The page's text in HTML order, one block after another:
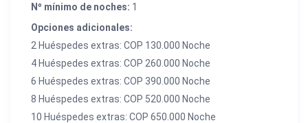
Nº mínimo de noches: 1
Opciones adicionales:
2 Huéspedes extras: COP 130.000 Noche
4 Huéspedes extras: COP 260.000 Noche
6 Huéspedes extras: COP 390.000 Noche
8 Huéspedes extras: COP 520.000 Noche
10 Huéspedes extras: COP 650.000 Noche